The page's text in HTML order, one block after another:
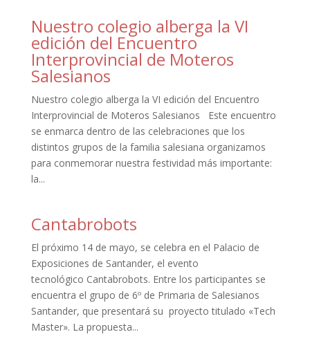
Nuestro colegio alberga la VI
edición del Encuentro
Interprovincial de Moteros
Salesianos
Nuestro colegio alberga la VI edición del Encuentro
Interprovincial de Moteros Salesianos Este encuentro
se enmarca dentro de las celebraciones que los
distintos grupos de la familia salesiana organizamos
para conmemorar nuestra festividad más importante:
la...
Cantabrobots
El próximo 14 de mayo, se celebra en el Palacio de
Exposiciones de Santander, el evento
tecnológico Cantabrobots. Entre los participantes se
encuentra el grupo de 6º de Primaria de Salesianos
Santander, que presentará su proyecto titulado «Tech
Master». La propuesta...